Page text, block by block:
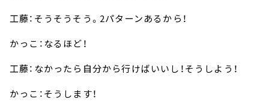
工藤：そうそうそう。2パターンあるから！
かっこ：なるほど！
工藤：なかったら自分から行けばいいし！そうしよう！
かっこ：そうします！